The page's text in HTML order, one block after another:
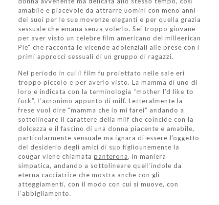
amabile e piacevole da attrarre uomini con meno anni
dei suoi per le sue movenze eleganti e per quella grazia
sessuale che emana senza volerlo. Sei troppo giovane
per aver visto un celebre film americano del milleerican
Pie” che racconta le vicende adolenziali alle prese con i
primi approcci sessuali di un gruppo di ragazzi.
Nel periodo in cui il film fu proiettato nelle sale eri
troppo piccolo e per averlo visto. La mamma di uno di
loro e indicata con la terminologia “mother I’d like to
fuck”, l’acronimo appunto di milf. Letteralmente la
frese vuol dire “mamma che io mi farei” andando a
sottolineare il carattere della milf che coincide con la
dolcezza e il fascino di una donna piacente e amabile,
particolarmente sensuale ma ignara di essere l’oggetto
del desiderio degli amici di suo figliounemente la
cougar viene chiamata panterona, in maniera
simpatica, andando a sottolineare quell’indole da
eterna cacciatrice che mostra anche con gli
atteggiamenti, con il modo con cui si muove, con
l’abbigliamento.